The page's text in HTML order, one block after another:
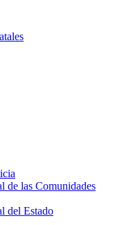
de las Comunidades
del Estado